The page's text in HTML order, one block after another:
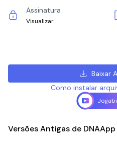
Assinatura
Visualizar
Baixar
Como instalar
Versões Antigas de DNAApp